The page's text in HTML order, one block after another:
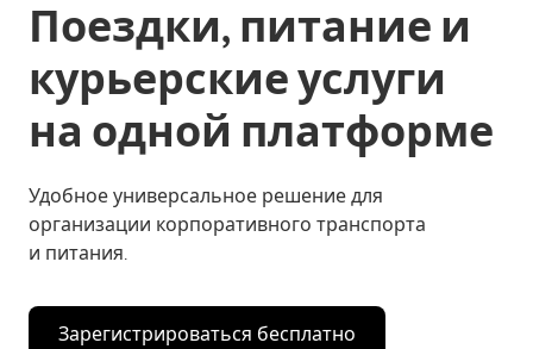
Поездки, питание и
курьерские услуги
на одной платформе
Удобное универсальное решение для
организации корпоративного транспорта
и питания.
Зарегистрироваться бесплатно